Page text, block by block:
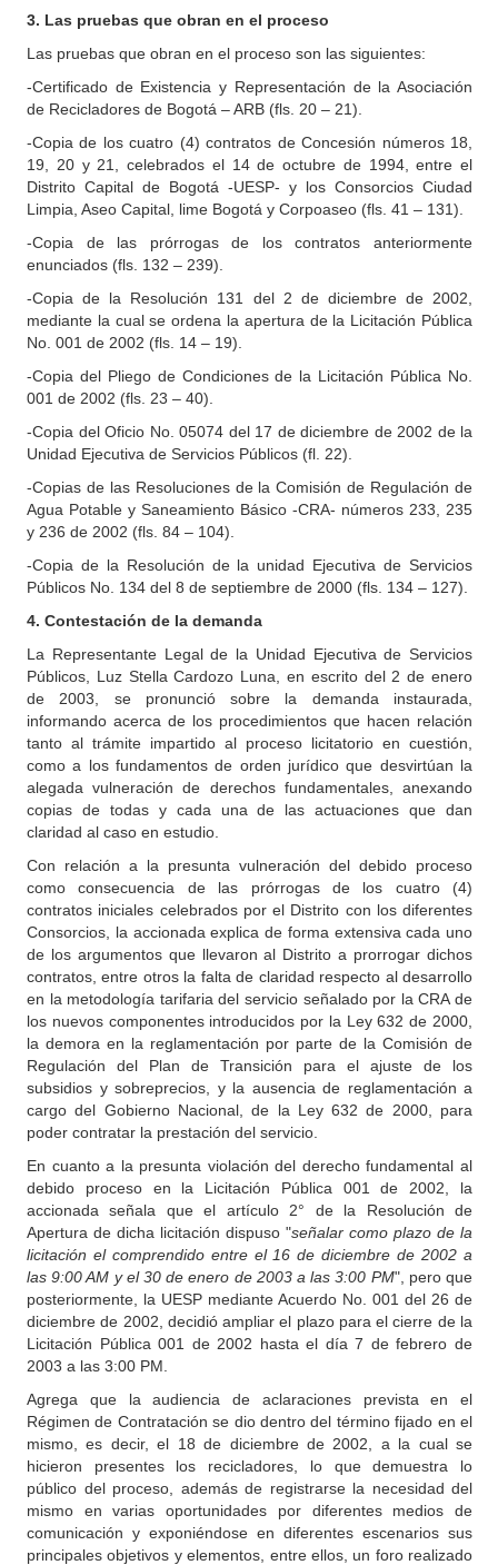
3. Las pruebas que obran en el proceso
Las pruebas que obran en el proceso son las siguientes:
-Certificado de Existencia y Representación de la Asociación
de Recicladores de Bogotá – ARB (fls. 20 – 21).
-Copia de los cuatro (4) contratos de Concesión números 18,
19, 20 y 21, celebrados el 14 de octubre de 1994, entre el
Distrito Capital de Bogotá -UESP- y los Consorcios Ciudad
Limpia, Aseo Capital, lime Bogotá y Corpoaseo (fls. 41 – 131).
-Copia de las prórrogas de los contratos anteriormente
enunciados (fls. 132 – 239).
-Copia de la Resolución 131 del 2 de diciembre de 2002,
mediante la cual se ordena la apertura de la Licitación Pública
No. 001 de 2002 (fls. 14 – 19).
-Copia del Pliego de Condiciones de la Licitación Pública No.
001 de 2002 (fls. 23 – 40).
-Copia del Oficio No. 05074 del 17 de diciembre de 2002 de la
Unidad Ejecutiva de Servicios Públicos (fl. 22).
-Copias de las Resoluciones de la Comisión de Regulación de
Agua Potable y Saneamiento Básico -CRA- números 233, 235
y 236 de 2002 (fls. 84 – 104).
-Copia de la Resolución de la unidad Ejecutiva de Servicios
Públicos No. 134 del 8 de septiembre de 2000 (fls. 134 – 127).
4. Contestación de la demanda
La Representante Legal de la Unidad Ejecutiva de Servicios
Públicos, Luz Stella Cardozo Luna, en escrito del 2 de enero
de 2003, se pronunció sobre la demanda instaurada,
informando acerca de los procedimientos que hacen relación
tanto al trámite impartido al proceso licitatorio en cuestión,
como a los fundamentos de orden jurídico que desvirtúan la
alegada vulneración de derechos fundamentales, anexando
copias de todas y cada una de las actuaciones que dan
claridad al caso en estudio.
Con relación a la presunta vulneración del debido proceso
como consecuencia de las prórrogas de los cuatro (4)
contratos iniciales celebrados por el Distrito con los diferentes
Consorcios, la accionada explica de forma extensiva cada uno
de los argumentos que llevaron al Distrito a prorrogar dichos
contratos, entre otros la falta de claridad respecto al desarrollo
en la metodología tarifaria del servicio señalado por la CRA de
los nuevos componentes introducidos por la Ley 632 de 2000,
la demora en la reglamentación por parte de la Comisión de
Regulación del Plan de Transición para el ajuste de los
subsidios y sobreprecios, y la ausencia de reglamentación a
cargo del Gobierno Nacional, de la Ley 632 de 2000, para
poder contratar la prestación del servicio.
En cuanto a la presunta violación del derecho fundamental al
debido proceso en la Licitación Pública 001 de 2002, la
accionada señala que el artículo 2° de la Resolución de
Apertura de dicha licitación dispuso "señalar como plazo de la
licitación el comprendido entre el 16 de diciembre de 2002 a
las 9:00 AM y el 30 de enero de 2003 a las 3:00 PM", pero que
posteriormente, la UESP mediante Acuerdo No. 001 del 26 de
diciembre de 2002, decidió ampliar el plazo para el cierre de la
Licitación Pública 001 de 2002 hasta el día 7 de febrero de
2003 a las 3:00 PM.
Agrega que la audiencia de aclaraciones prevista en el
Régimen de Contratación se dio dentro del término fijado en el
mismo, es decir, el 18 de diciembre de 2002, a la cual se
hicieron presentes los recicladores, lo que demuestra lo
público del proceso, además de registrarse la necesidad del
mismo en varias oportunidades por diferentes medios de
comunicación y exponiéndose en diferentes escenarios sus
principales objetivos y elementos, entre ellos, un foro realizado